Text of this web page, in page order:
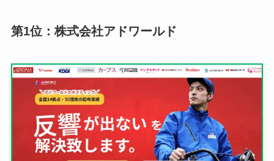
第1位：株式会社アドワールド